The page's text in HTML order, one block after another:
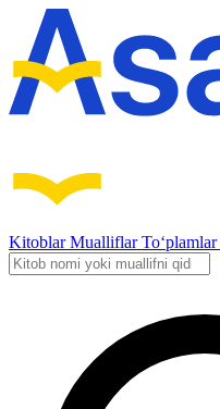
KitoblarMualliflarTo‘plamlar